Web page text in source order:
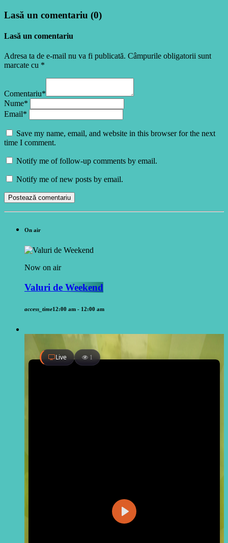
Lasă un comentariu (0)
Lasă un comentariu
Adresa ta de e-mail nu va fi publicată. Câmpurile obligatorii sunt
marcate cu *
Comentariu*
Nume*
Email*
Save my name, email, and website in this browser for the next
time I comment.
Notify me of follow-up comments by email.
Notify me of new posts by email.
On air
Now on air
Valuri de Weekend
access_time12:00 am - 12:00 am